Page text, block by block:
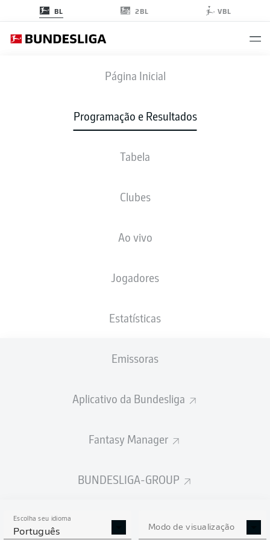
BL 2BL VBL
Página Inicial
Programação e Resultados
Tabela
Clubes
Ao vivo
Jogadores
Estatísticas
Emissoras
Aplicativo da Bundesliga
Fantasy Manager
BUNDESLIGA-GROUP
Escolha seu idioma
Português Modo de visualização
M05 TSG
ESCALAÇÕES
0